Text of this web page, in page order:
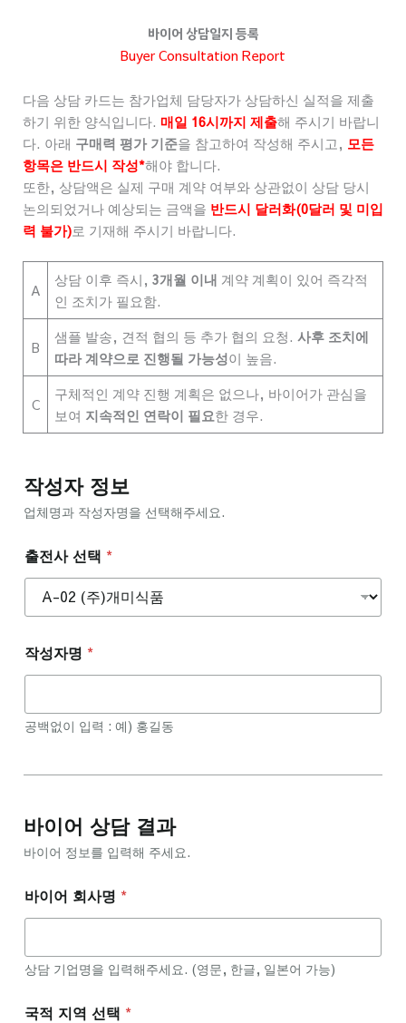
바이어 상담일지 등록
Buyer Consultation Report
다음 상담 카드는 참가업체 담당자가 상담하신 실적을 제출
하기 위한 양식입니다. 매일 16시까지 제출해 주시기 바랍니
다. 아래 구매력 평가 기준을 참고하여 작성해 주시고, 모든
항목은 반드시 작성*해야 합니다.
또한, 상담액은 실제 구매 계약 여부와 상관없이 상담 당시
논의되었거나 예상되는 금액을 반드시 달러화(0달러 및 미입
력 불가)로 기재해 주시기 바랍니다.
A
상담 이후 즉시,3개월 이내 계약 계획이 있어 즉각적
인 조치가 필요함.
B
샘플 발송, 견적 협의 등 추가 협의 요청.사후 조치에
따라 계약으로 진행될 가능성이 높음.
C
구체적인 계약 진행 계획은 없으나, 바이어가 관심을
보여 지속적인 연락이 필요한 경우.
작성자 정보
업체명과 작성자명을 선택해주세요.
출전사 선택 *
작성자명 *
공백없이 입력 : 예) 홍길동
북
리
*
럽
바이어 상담 결과
바이어 정보를 입력해 주세요.
바이어 회사명 *
상담 기업명을 입력해주세요. (영문, 한글, 일본어 가능)
국적 지역 선택 *